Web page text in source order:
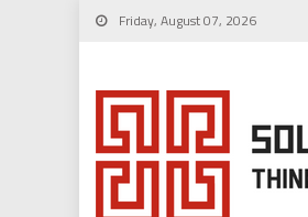
Skip
Friday, August 07, 2026